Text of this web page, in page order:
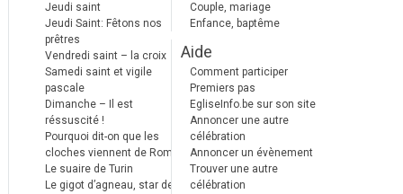
Jeudi saint
Jeudi Saint: Fêtons nos
prêtres
Vendredi saint – la croix
Samedi saint et vigile
pascale
Dimanche – Il est
réssuscité !
Pourquoi dit-on que les
cloches viennent de Rome ?
Le suaire de Turin
Le gigot d’agneau, star des
Couple, mariage
Enfance, baptême
Aide
Comment participer
Premiers pas
EgliseInfo.be sur son site
Annoncer une autre
célébration
Annoncer un évènement
Trouver une autre
célébration